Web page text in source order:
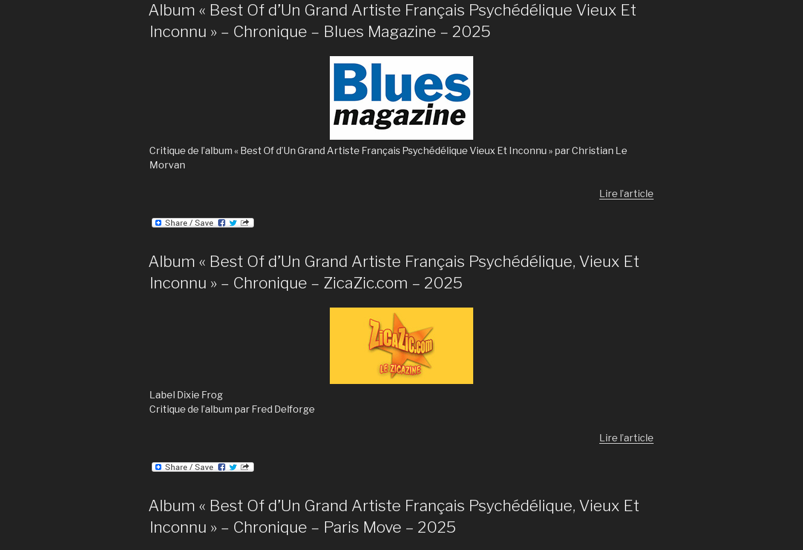
Album « Best Of d’Un Grand Artiste Français Psychédélique Vieux Et
Inconnu » – Chronique – Blues Magazine – 2025
Critique de l’album « Best Of d’Un Grand Artiste Français Psychédélique Vieux Et Inconnu » par Christian Le
Morvan
Lire l’article
Album « Best Of d’Un Grand Artiste Français Psychédélique, Vieux Et
Inconnu » – Chronique – ZicaZic.com – 2025
Label Dixie Frog
Critique de l’album par Fred Delforge
Lire l’article
Album « Best Of d’Un Grand Artiste Français Psychédélique, Vieux Et
Inconnu » – Chronique – Paris Move – 2025